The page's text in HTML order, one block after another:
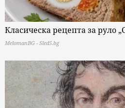
Класическа рецепта за руло
MelomanBG - Sled5.bg